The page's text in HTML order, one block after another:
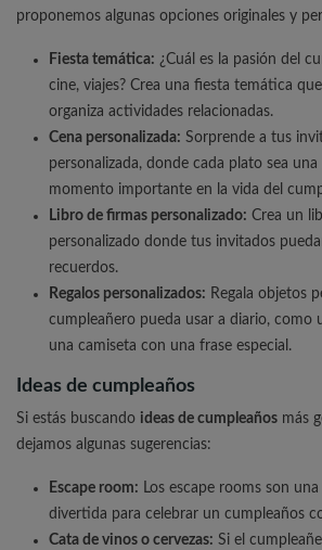
proponemos algunas opciones originales y
Fiesta temática: ¿Cuál es la pasión del
cine, viajes? Crea una fiesta temática
organiza actividades relacionadas.
Cena personalizada: Sorprende a tus
personalizada, donde cada plato sea
momento importante en la vida del
Libro de firmas personalizado: Crea un
personalizado donde tus invitados
recuerdos.
Regalos personalizados: Regala objetos
cumpleañero pueda usar a diario, como
una camiseta con una frase especial.
Ideas de cumpleaños
Si estás buscando ideas de cumpleaños más
dejamos algunas sugerencias:
Escape room: Los escape rooms son
divertida para celebrar un cumpleaños
Cata de vinos o cervezas: Si el